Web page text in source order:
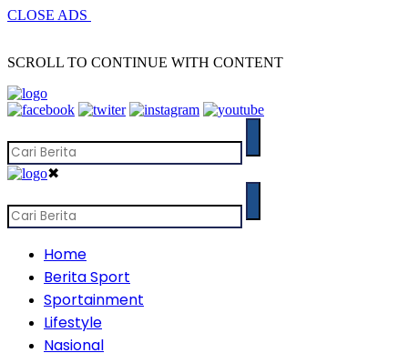
CLOSE ADS
SCROLL TO CONTINUE WITH CONTENT
✖
Home
Berita Sport
Sportainment
Lifestyle
Nasional